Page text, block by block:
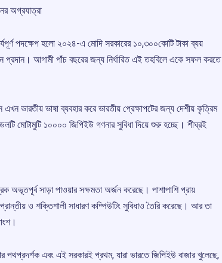
অগ্রযাত্রা
পদক্ষেপ হলো ২০২৪-এ মোদি সরকারের ১০,৩০০কোটি টাকা ব্যয়
প্রদান। আগামী পাঁচ বছরের জন্য নির্ধারিত এই তহবিলে একে সফল করতে
ভারতীয় ভাষা ব্যবহার করে ভারতীয় প্রেক্ষাপটের জন্য দেশীয় কৃত্রিম
মোটামুটি ১০০০০ জিপিইউ গণনার সুবিধা দিয়ে শুরু হচ্ছে। শীঘ্রই
অভূতপূর্ব সাড়া পাওয়ার সক্ষমতা অর্জন করেছে। পাশাপাশি প্রায়
ও শক্তিশালী সাধারণ কম্পিউটিং সুবিধাও তৈরি করেছে। আর তা
পথপ্রদর্শক এবং এই সরকারই প্রথম, যারা ভারতে জিপিইউ বাজার খুলেছে,